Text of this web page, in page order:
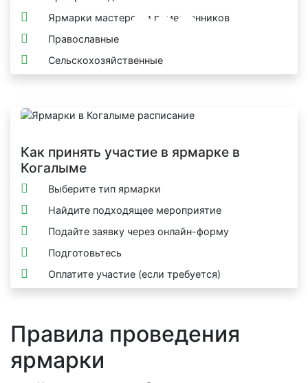
Ярмарки мастеров и ремесленников
Православные
Сельскохозяйственные
Как принять участие в ярмарке в
Когалыме
Выберите тип ярмарки
Найдите подходящее мероприятие
Подайте заявку через онлайн-форму
Подготовьтесь
Оплатите участие (если требуется)
Правила проведения
ярмарки